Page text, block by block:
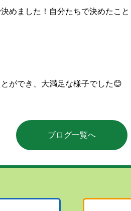
めました！自分たちで決めたこ
ができ、大満足な様子でした😊
ブログ一覧へ